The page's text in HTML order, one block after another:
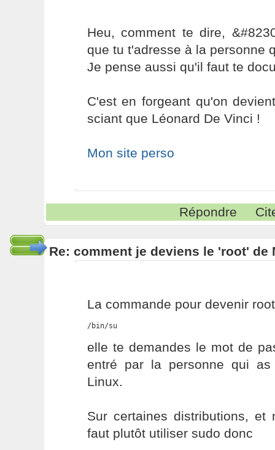
Heu, comment te dire,
que tu t'adresse à la personne
Je pense aussi qu'il faut te
C'est en forgeant qu'on
sciant que Léonard De Vinci !
Mon site perso
Répondre
Re: comment je deviens le 'root' de
La commande pour devenir
/bin/su
elle te demandes le mot de
entré par la personne qui
Linux.
Sur certaines distributions, et
faut plutôt utiliser sudo donc